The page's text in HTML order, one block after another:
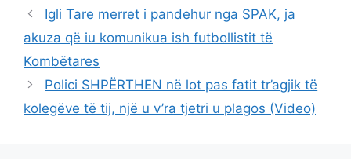
Igli Tare merret i pandehur nga SPAK, ja
akuza që iu komunikua ish futbollistit të
Kombëtares
Polici SHPËRTHEN në lot pas fatit tr’agjik të
kolegëve të tij, një u v’ra tjetri u plagos (Video)